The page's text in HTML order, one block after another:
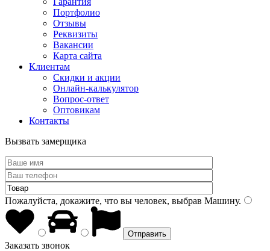
Портфолио
Отзывы
Реквизиты
Вакансии
Карта сайта
Клиентам
Скидки и акции
Онлайн-калькулятор
Вопрос-ответ
Оптовикам
Контакты
Вызвать замерщика
Пожалуйста, докажите, что вы человек, выбрав Машину.
Заказать звонок